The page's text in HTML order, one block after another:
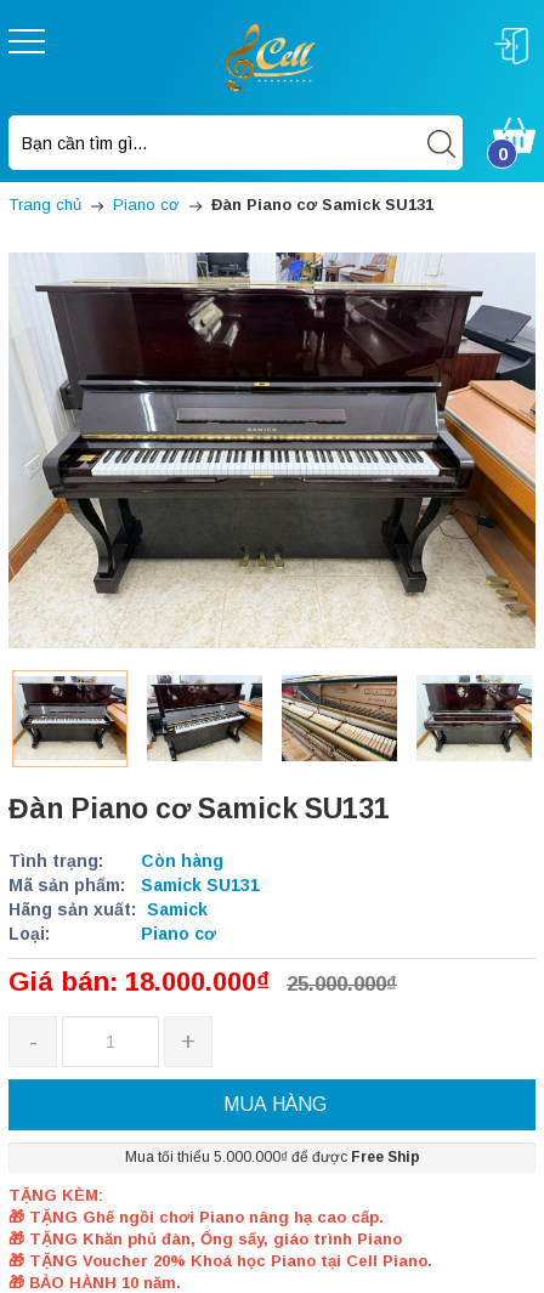
0
Trang chủ Piano cơ Đàn Piano cơ Samick SU131
Đàn Piano cơ Samick SU131
Tình trạng:
Còn hàng
Mã sản phẩm:
Samick SU131
Hãng sản xuất:
Samick
Loại:
Piano cơ
Giá bán: 18.000.000₫ 25.000.000₫
- +
MUA HÀNG
Mua tối thiểu 5.000.000₫ để được Free Ship
TẶNG KÈM:
🎁 TẶNG Ghế ngồi chơi Piano nâng hạ cao cấp.
🎁 TẶNG Khăn phủ đàn, Ống sấy, giáo trình Piano
🎁 TẶNG Voucher 20% Khoá học Piano tại Cell Piano.
🎁 BẢO HÀNH 10 năm.